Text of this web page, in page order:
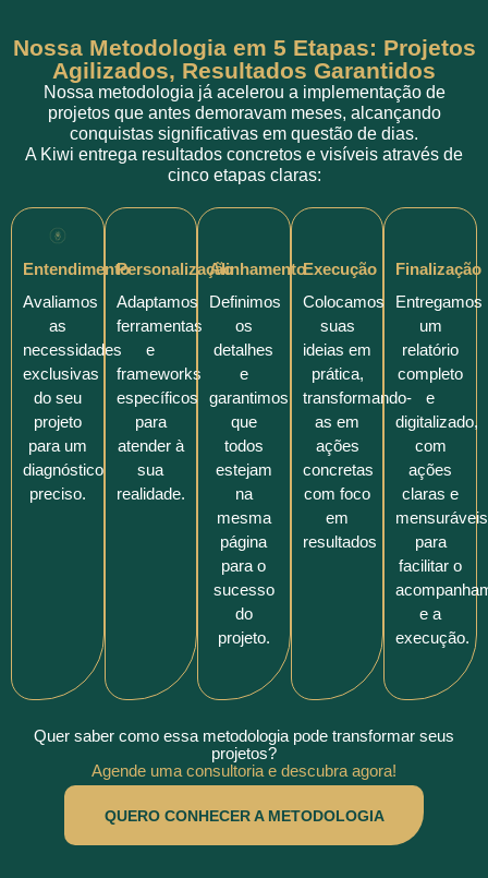
Nossa Metodologia em 5 Etapas: Projetos
Agilizados, Resultados Garantidos
Nossa metodologia já acelerou a implementação de
projetos que antes demoravam meses, alcançando
conquistas significativas em questão de dias.
A Kiwi entrega resultados concretos e visíveis através de
cinco etapas claras:
Entendimento
Avaliamos
as
necessidades
exclusivas
do seu
projeto
para um
diagnóstico
preciso.
Personalização
Adaptamos
ferramentas
e
frameworks
específicos
para
atender à
sua
realidade.
Alinhamento
Definimos
os
detalhes
e
garantimos
que
todos
estejam
na
mesma
página
para o
sucesso
do
projeto.
Execução
Colocamos
suas
ideias em
prática,
transformando-
as em
ações
concretas
com foco
em
resultados
Finalização
Entregamos
um
relatório
completo
e
digitalizado,
com
ações
claras e
mensuráveis
para
facilitar o
e a
execução.
Quer saber como essa metodologia pode transformar seus
projetos?
Agende uma consultoria e descubra agora!
QUERO CONHECER A METODOLOGIA